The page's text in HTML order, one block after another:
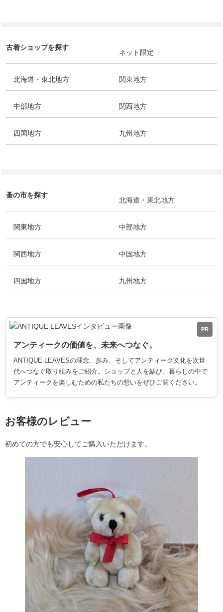
古着ショップを探す
ネット限定
北海道・東北地方 関東地方
中部地方 関西地方
四国地方 九州地方
蚤の市を探す
北海道・東北地方
関東地方 中部地方
関西地方 中国地方
四国地方 九州地方
PR
アンティークの価値を、未来へつなぐ。
ANTIQUE LEAVESの理念、歩み、そしてアンティーク文化を次世
代へつなぐ取り組みをご紹介。ショップと人を結び、暮らしの中で
アンティークを楽しむための私たちの想いをぜひご覧ください。
お客様のレビュー
初めての方でも安心してご購入いただけます。